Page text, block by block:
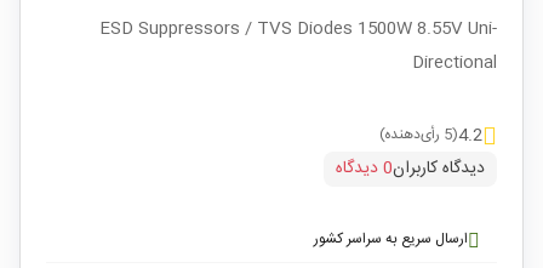
ESD Suppressors / TVS Diodes 1500W 8.55V Uni-
Directional
4.2(5 رأی‌دهنده)
دیدگاه کاربران0 دیدگاه
ارسال سریع به سراسر کشور